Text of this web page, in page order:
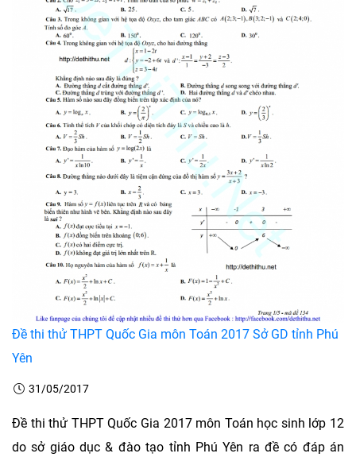
Đề thi thử THPT Quốc Gia môn Toán 2017 Sở GD tỉnh Phú
Yên
31/05/2017
Đề thi thử THPT Quốc Gia 2017 môn Toán học sinh lớp 12
do sở giáo dục & đào tạo tỉnh Phú Yên ra đề có đáp án